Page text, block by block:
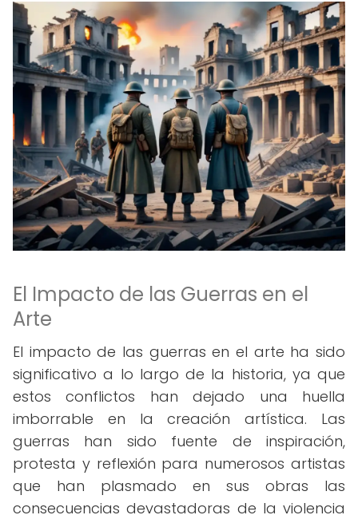
El Impacto de las Guerras en el
Arte
El impacto de las guerras en el arte ha sido
significativo a lo largo de la historia, ya que
estos conflictos han dejado una huella
imborrable en la creación artística. Las
guerras han sido fuente de inspiración,
protesta y reflexión para numerosos artistas
que han plasmado en sus obras las
consecuencias devastadoras de la violencia